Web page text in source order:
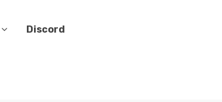
Discord